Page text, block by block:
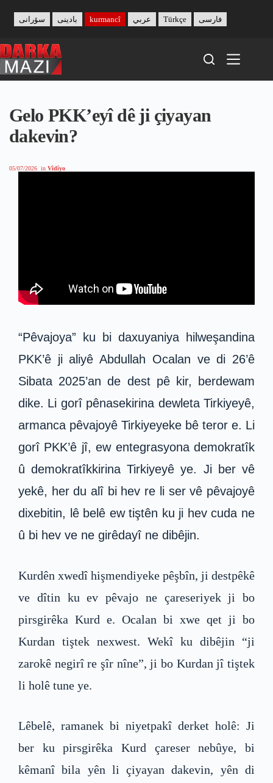
content
بادینی سۆرانی kurmancî عربي Türkçe فارسی
Gelo PKK’eyî dê ji çiyayan
dakevin?
05/07/2026 in Vîdîyo
“Pêvajoya” ku bi daxuyaniya hilweşandina
PKK’ê ji aliyê Abdullah Ocalan ve di 26’ê
Sibata 2025’an de dest pê kir, berdewam
dike. Li gorî pênasekirina dewleta Tirkiyeyê,
armanca pêvajoyê Tirkiyeyeke bê teror e. Li
gorî PKK’ê jî, ew entegrasyona demokratîk
û demokratîkkirina Tirkiyeyê ye. Ji ber vê
yekê, her du alî bi hev re li ser vê pêvajoyê
dixebitin, lê belê ew tiştên ku ji hev cuda ne
û bi hev ve ne girêdayî ne dibêjin.
Kurdên xwedî hişmendiyeke pêşbîn, ji destpêkê
ve dîtin ku ev pêvajo ne çareseriyek ji bo
pirsgirêka Kurd e. Ocalan bi xwe qet ji bo
Kurdan tiştek nexwest. Wekî ku dibêjin “ji
zarokê negirî re şîr nîne”, ji bo Kurdan jî tiştek
li holê tune ye.
Lêbelê, ramanek bi niyetpakî derket holê: Ji
ber ku pirsgirêka Kurd çareser nebûye, bi
kêmanî bila yên li çiyayan dakevin, yên di